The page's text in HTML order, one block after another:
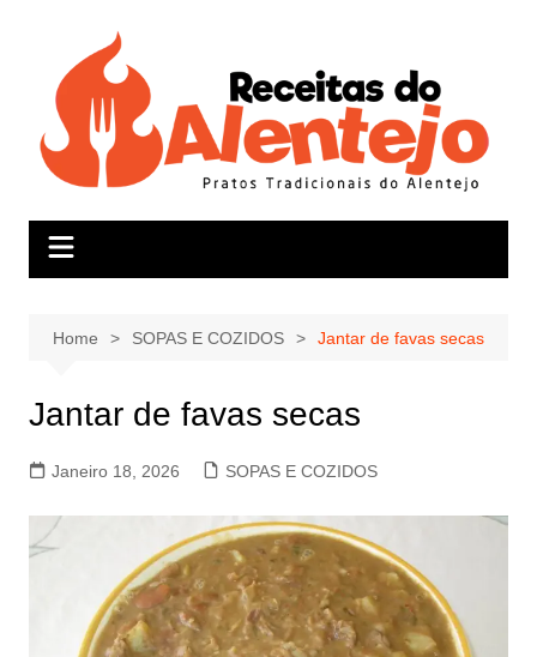
Home SOPAS E COZIDOS Jantar de favas secas
Jantar de favas secas
Janeiro 18, 2026 SOPAS E COZIDOS